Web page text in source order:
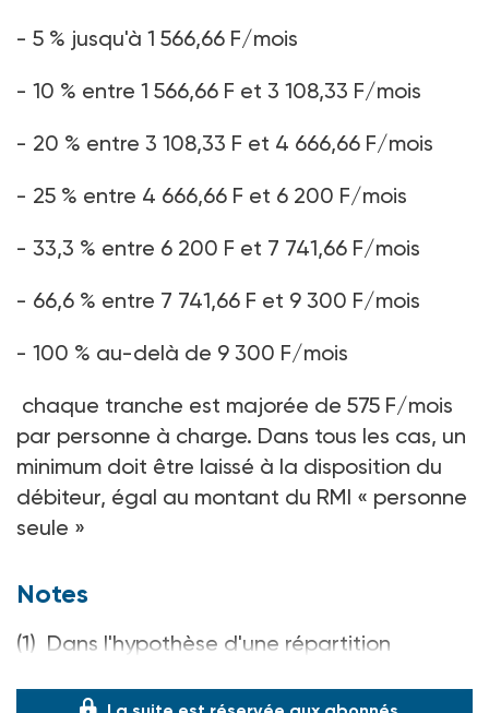
- 5 % jusqu'à 1 566,66 F/mois
- 10 % entre 1 566,66 F et 3 108,33 F/mois
- 20 % entre 3 108,33 F et 4 666,66 F/mois
- 25 % entre 4 666,66 F et 6 200 F/mois
- 33,3 % entre 6 200 F et 7 741,66 F/mois
- 66,6 % entre 7 741,66 F et 9 300 F/mois
- 100 % au-delà de 9 300 F/mois
chaque tranche est majorée de 575 F/mois
par personne à charge. Dans tous les cas, un
minimum doit être laissé à la disposition du
débiteur, égal au montant du RMI « personne
seule »
Notes
(1) Dans l'hypothèse d'une répartition